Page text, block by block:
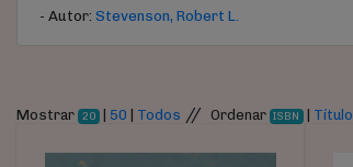
- Autor: Stevenson, Robert L.
Mostrar 20 | 50 Todos // Ordenar ISBN Título